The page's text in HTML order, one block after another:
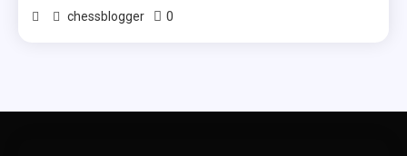
chessblogger 0